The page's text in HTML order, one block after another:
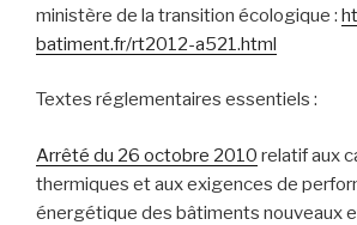
ministère de la transition écologique :
batiment.fr/rt2012-a521.html
Textes réglementaires essentiels :
Arrêté du 26 octobre 2010 relatif aux
thermiques et aux exigences de
énergétique des bâtiments nouveaux